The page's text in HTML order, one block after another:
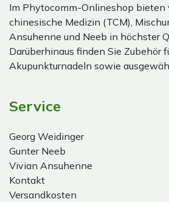
Im Phytocomm-Onlineshop bieten
chinesische Medizin (TCM),
Ansuhenne und Neeb in höchster
Darüberhinaus finden Sie Zubehör
Akupunkturnadeln sowie
Service
Georg Weidinger
Gunter Neeb
Vivian Ansuhenne
Kontakt
Versandkosten